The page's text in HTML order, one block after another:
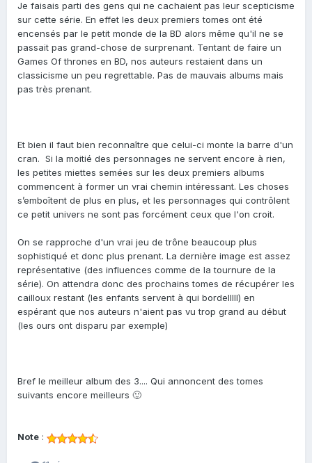
Je faisais parti des gens qui ne cachaient pas leur scepticisme
sur cette série. En effet les deux premiers tomes ont été
encensés par le petit monde de la BD alors même qu'il ne se
passait pas grand-chose de surprenant. Tentant de faire un
Games Of thrones en BD, nos auteurs restaient dans un
classicisme un peu regrettable. Pas de mauvais albums mais
pas très prenant.
Et bien il faut bien reconnaître que celui-ci monte la barre d'un
cran. Si la moitié des personnages ne servent encore à rien,
les petites miettes semées sur les deux premiers albums
commencent à former un vrai chemin intéressant. Les choses
s’emboîtent de plus en plus, et les personnages qui contrôlent
ce petit univers ne sont pas forcément ceux que l'on croit.
On se rapproche d'un vrai jeu de trône beaucoup plus
sophistiqué et donc plus prenant. La dernière image est assez
représentative (des influences comme de la tournure de la
série). On attendra donc des prochains tomes de récupérer les
cailloux restant (les enfants servent à qui bordelllll) en
espérant que nos auteurs n'aient pas vu trop grand au début
(les ours ont disparu par exemple)
Bref le meilleur album des 3.... Qui annoncent des tomes
suivants encore meilleurs 🙂
Note :